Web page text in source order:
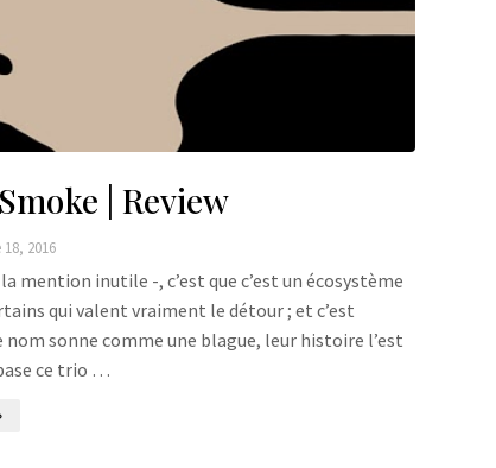
| Review
2016
mention inutile -, c’est que c’est un écosystème
qui valent vraiment le détour ; et c’est
nom sonne comme une blague, leur histoire l’est
ce trio …